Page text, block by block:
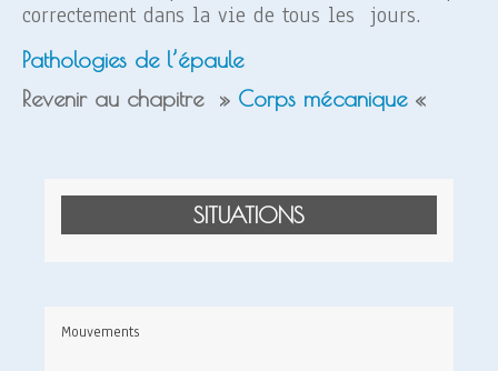
correctement dans la vie de tous les jours.
Pathologies de l’épaule
Revenir au chapitre » Corps mécanique«
SITUATIONS
Mouvements